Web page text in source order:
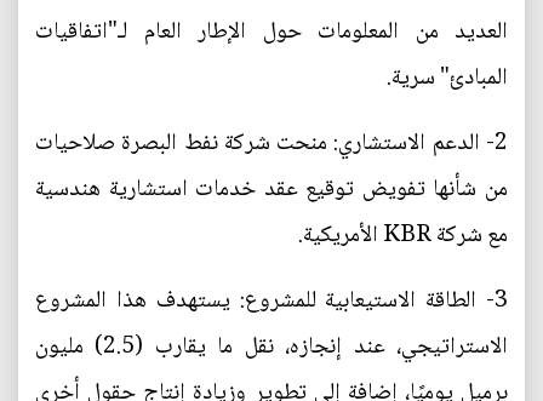
العديد من المعلومات حول الإطار العام لـ"اتفاقيات
المبادئ" سرية.
2- الدعم الاستشاري: منحت شركة نفط البصرة صلاحيات
من شأنها تفويض توقيع عقد خدمات استشارية هندسية
مع شركة KBR الأمريكية.
3- الطاقة الاستيعابية للمشروع: يستهدف هذا المشروع
الاستراتيجي، عند إنجازه، نقل ما يقارب (2.5) مليون